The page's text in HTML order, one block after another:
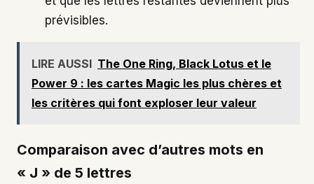
prévisibles.
LIRE AUSSI The One Ring, Black Lotus et le
Power 9 : les cartes Magic les plus chères et
les critères qui font exploser leur valeur
Comparaison avec d’autres mots en
« J » de 5 lettres